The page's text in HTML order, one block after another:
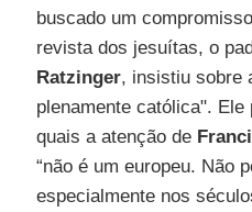
buscado um
revista dos jesuítas, o
Ratzinger, insistiu sobre
plenamente católica".
quais a atenção de
“não é um europeu. Não
especialmente nos